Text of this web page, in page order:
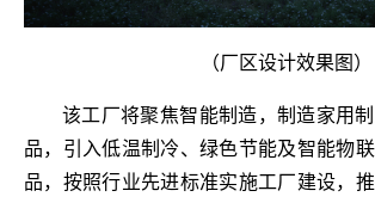
（厂区设计效果图）
该工厂将聚焦智能制造，制造家用
品，引入低温制冷、绿色节能及智能物
品，按照行业先进标准实施工厂建设，